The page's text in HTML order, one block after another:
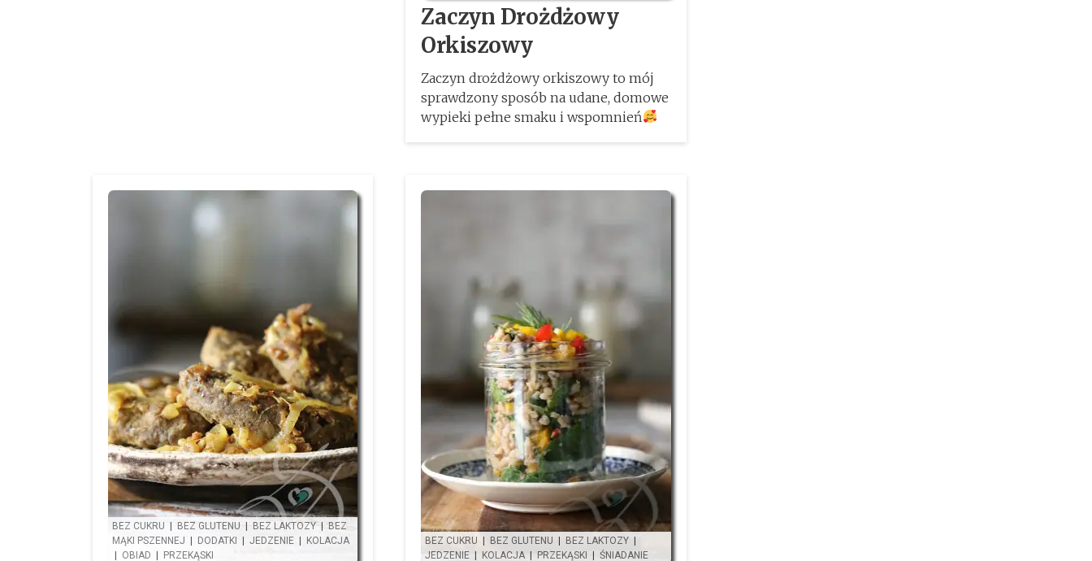
Zaczyn Drożdżowy
Orkiszowy
Zaczyn drożdżowy orkiszowy to mój
sprawdzony sposób na udane, domowe
wypieki pełne smaku i wspomnień
BEZ CUKRU BEZ GLUTENU BEZ LAKTOZY |
BEZ
MĄKI PSZENNEJ
DODATKI JEDZENIE
KOLACJA
OBIAD PRZEKĄSKI
BEZ CUKRU BEZ GLUTENU BEZ LAKTOZY
JEDZENIE
KOLACJA PRZEKĄSKI ŚNIADANIE